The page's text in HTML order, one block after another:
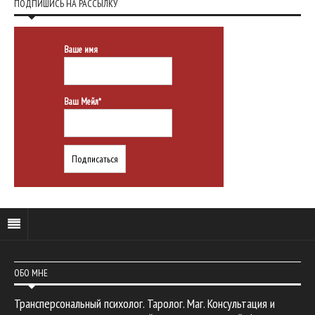
ПОДПИШИСЬ НА РАССЫЛКУ
Ваше имя
Ваш Мейл*
ОБО МНЕ
Трансперсональный психолог. Таролог. Маг. Консультация и